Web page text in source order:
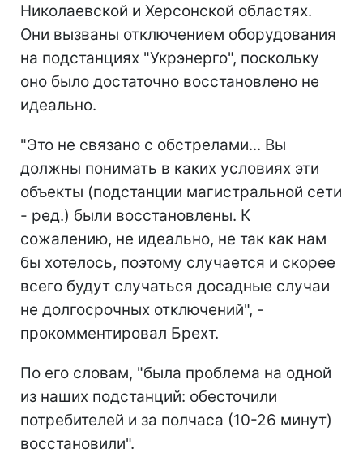
Николаевской и Херсонской областях.
Они вызваны отключением оборудования
на подстанциях "Укрэнерго", поскольку
оно было достаточно восстановлено не
идеально.
"Это не связано с обстрелами... Вы
должны понимать в каких условиях эти
объекты (подстанции магистральной сети
- ред.) были восстановлены. К
сожалению, не идеально, не так как нам
бы хотелось, поэтому случается и скорее
всего будут случаться досадные случаи
не долгосрочных отключений", -
прокомментировал Брехт.
По его словам, "была проблема на одной
из наших подстанций: обесточили
потребителей и за полчаса (10-26 минут)
восстановили".